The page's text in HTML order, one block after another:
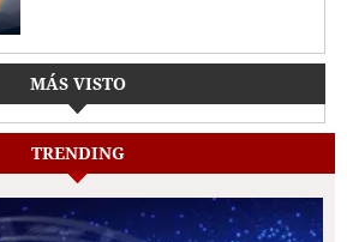
MÁS VISTO
TRENDING